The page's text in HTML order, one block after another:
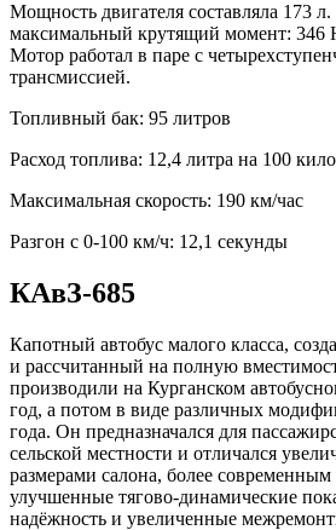
Мощность двигателя составляла 173
максимальный крутящий момент: 346
Мотор работал в паре с
трансмиссией.
Топливный бак: 95 литров
Расход топлива: 12,4 литра на 100
Максимальная скорость: 190 км/час
Разгон с 0-100 км/ч: 12,1 секунды
КАвЗ-685
Капотный автобус малого класса,
и рассчитанный на полную
производили на Курганском
год, а потом в виде различных
года. Он предназначался для
сельской местности и отличался
размерами салона, более
улучшенные тягово-динамические
надёжность и увеличенные